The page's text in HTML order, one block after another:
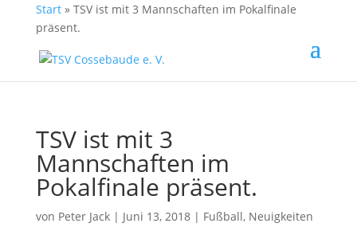
Start» TSV ist mit 3 Mannschaften im Pokalfinale
präsent.
TSV ist mit 3
Mannschaften im
Pokalfinale präsent.
von Peter Jack| Juni 13, 2018 | Fußball, Neuigkeiten